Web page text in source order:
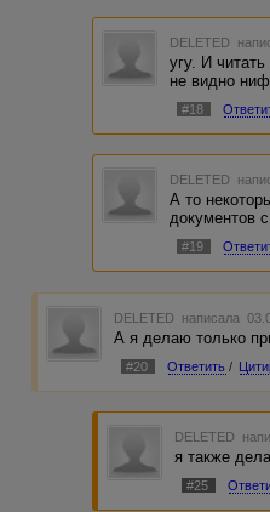
DELETED
угу. И
не видно
#18
DELETED
А то
документов
#19
DELETED написала
А я делаю только
#20 Ответить /
DELETED
я также
#25